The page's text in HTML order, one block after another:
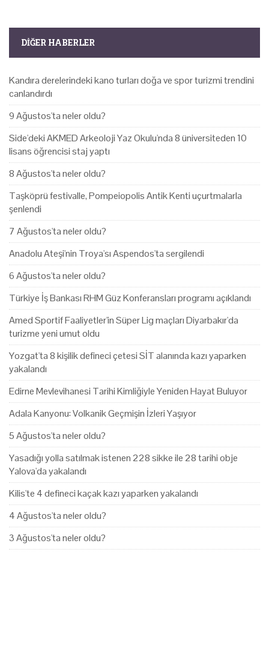
DIĞER HABERLER
Kandıra derelerindeki kano turları doğa ve spor turizmi trendini
canlandırdı
9 Ağustos'ta neler oldu?
Side'deki AKMED Arkeoloji Yaz Okulu'nda 8 üniversiteden 10
lisans öğrencisi staj yaptı
8 Ağustos'ta neler oldu?
Taşköprü festivalle, Pompeiopolis Antik Kenti uçurtmalarla
şenlendi
7 Ağustos'ta neler oldu?
Anadolu Ateşi'nin Troya'sı Aspendos'ta sergilendi
6 Ağustos'ta neler oldu?
Türkiye İş Bankası RHM Güz Konferansları programı açıklandı
Amed Sportif Faaliyetler'in Süper Lig maçları Diyarbakır'da
turizme yeni umut oldu
Yozgat'ta 8 kişilik defineci çetesi SİT alanında kazı yaparken
yakalandı
Edirne Mevlevihanesi Tarihi Kimliğiyle Yeniden Hayat Buluyor
Adala Kanyonu: Volkanik Geçmişin İzleri Yaşıyor
5 Ağustos'ta neler oldu?
Yasadığı yolla satılmak istenen 228 sikke ile 28 tarihi obje
Yalova'da yakalandı
Kilis'te 4 defineci kaçak kazı yaparken yakalandı
4 Ağustos'ta neler oldu?
3 Ağustos'ta neler oldu?